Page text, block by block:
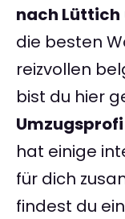
nach Lüttich
die besten
reizvollen
bist du hier
hat einige
für dich
findest du